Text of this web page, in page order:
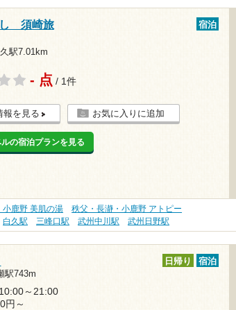
須崎旅
駅7.01km
宿泊
- 点 / 1件
報を見る お気に入りに追加
の宿泊プランを見る
小鹿野 美肌の湯
秩父・長瀞・小鹿野 アトピー
白久駅 三峰口駅 武州中川駅 武州日野駅
駅743m
日帰り 宿泊
～21:00
円～